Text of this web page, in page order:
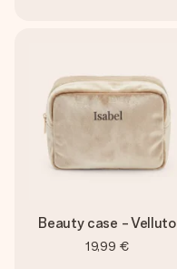
Beauty case - Velluto
19,99 €